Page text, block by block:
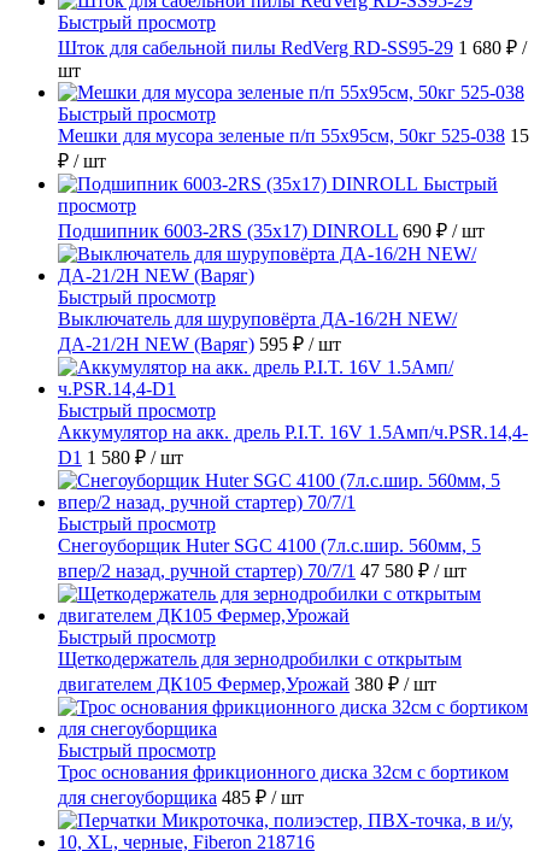
Быстрый просмотр
Шток для сабельной пилы RedVerg RD-SS95-29 1 680 ₽ /
шт
Быстрый просмотр
Мешки для мусора зеленые п/п 55х95см, 50кг 525-038 15
₽ / шт
Быстрый
просмотр
Подшипник 6003-2RS (35х17) DINROLL 690 ₽ / шт
Быстрый просмотр
Выключатель для шуруповёрта ДА-16/2Н NEW/
ДА-21/2Н NEW (Варяг) 595 ₽ / шт
Быстрый просмотр
Аккумулятор на акк. дрель P.I.T. 16V 1.5Амп/ч.PSR.14,4-
D1 1 580 ₽ / шт
Быстрый просмотр
Снегоуборщик Huter SGC 4100 (7л.с.шир. 560мм, 5
впер/2 назад, ручной стартер) 70/7/1 47 580 ₽ / шт
Быстрый просмотр
Щеткодержатель для зернодробилки с открытым
двигателем ДК105 Фермер,Урожай 380 ₽ / шт
Быстрый просмотр
Трос основания фрикционного диска 32см с бортиком
для снегоуборщика 485 ₽ / шт